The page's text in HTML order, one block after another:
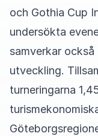
och Gothia Cup
undersökta
samverkar
utveckling.
turneringarna